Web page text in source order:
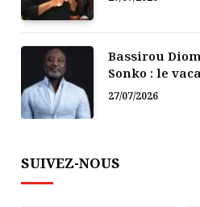
Bassirou
Sonko : le
doit pas faire
27/07/2026
SUIVEZ-NOUS